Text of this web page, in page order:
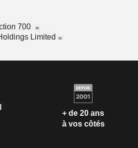
700
Limited
+ de 20 ans
à vos côtés